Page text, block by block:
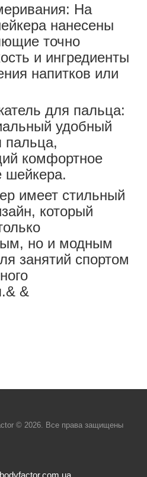
На
нанесены
точно
и ингредиенты
напитков или
для пальца:
удобный
пальца,
комфортное
шейкера.
имеет стильный
который
но и модным
занятий спортом
&
© 2026. Все права защищены